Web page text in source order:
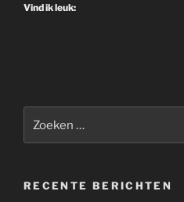
Vind ik leuk:
RECENTE BERICHTEN